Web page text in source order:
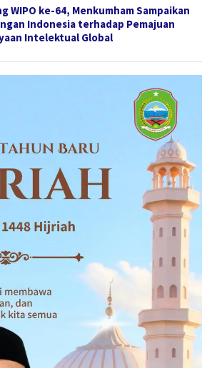
WIPO ke-64, Menkumham Sampaikan
Indonesia terhadap Pemajuan
Intelektual Global